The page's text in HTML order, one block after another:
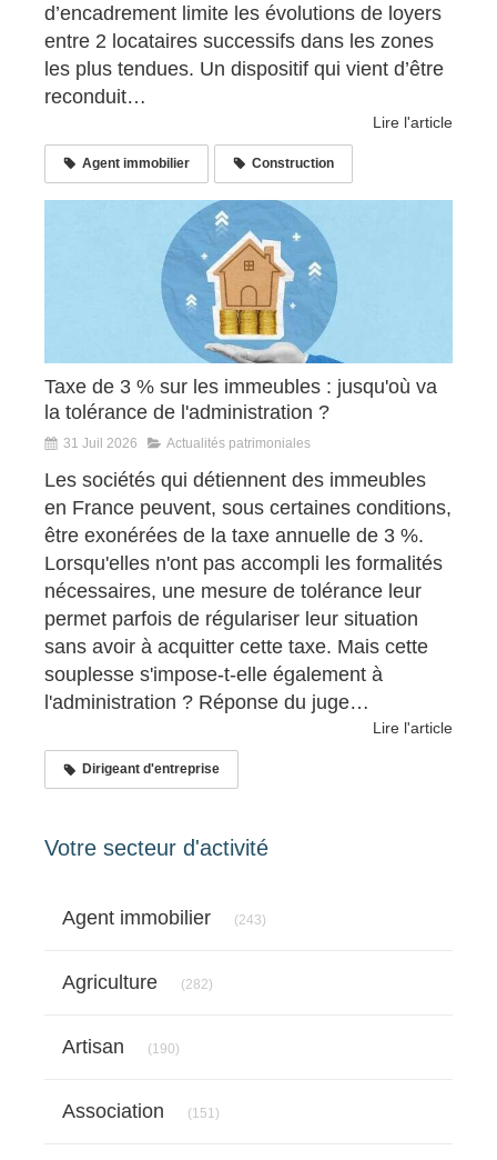
d’encadrement limite les évolutions de loyers
entre 2 locataires successifs dans les zones
les plus tendues. Un dispositif qui vient d’être
reconduit…
Lire l'article
Agent immobilier Construction
Taxe de 3 % sur les immeubles : jusqu'où va
la tolérance de l'administration ?
31 Juil 2026 Actualités patrimoniales
Les sociétés qui détiennent des immeubles
en France peuvent, sous certaines conditions,
être exonérées de la taxe annuelle de 3 %.
Lorsqu'elles n'ont pas accompli les formalités
nécessaires, une mesure de tolérance leur
permet parfois de régulariser leur situation
sans avoir à acquitter cette taxe. Mais cette
souplesse s'impose-t-elle également à
l'administration ? Réponse du juge…
Lire l'article
Dirigeant d'entreprise
Votre secteur d'activité
Agent immobilier (243)
Agriculture (282)
Artisan (190)
Association (151)